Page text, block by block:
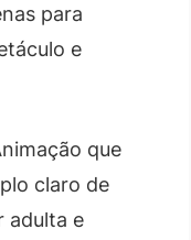
para
e
que
claro de
adulta e